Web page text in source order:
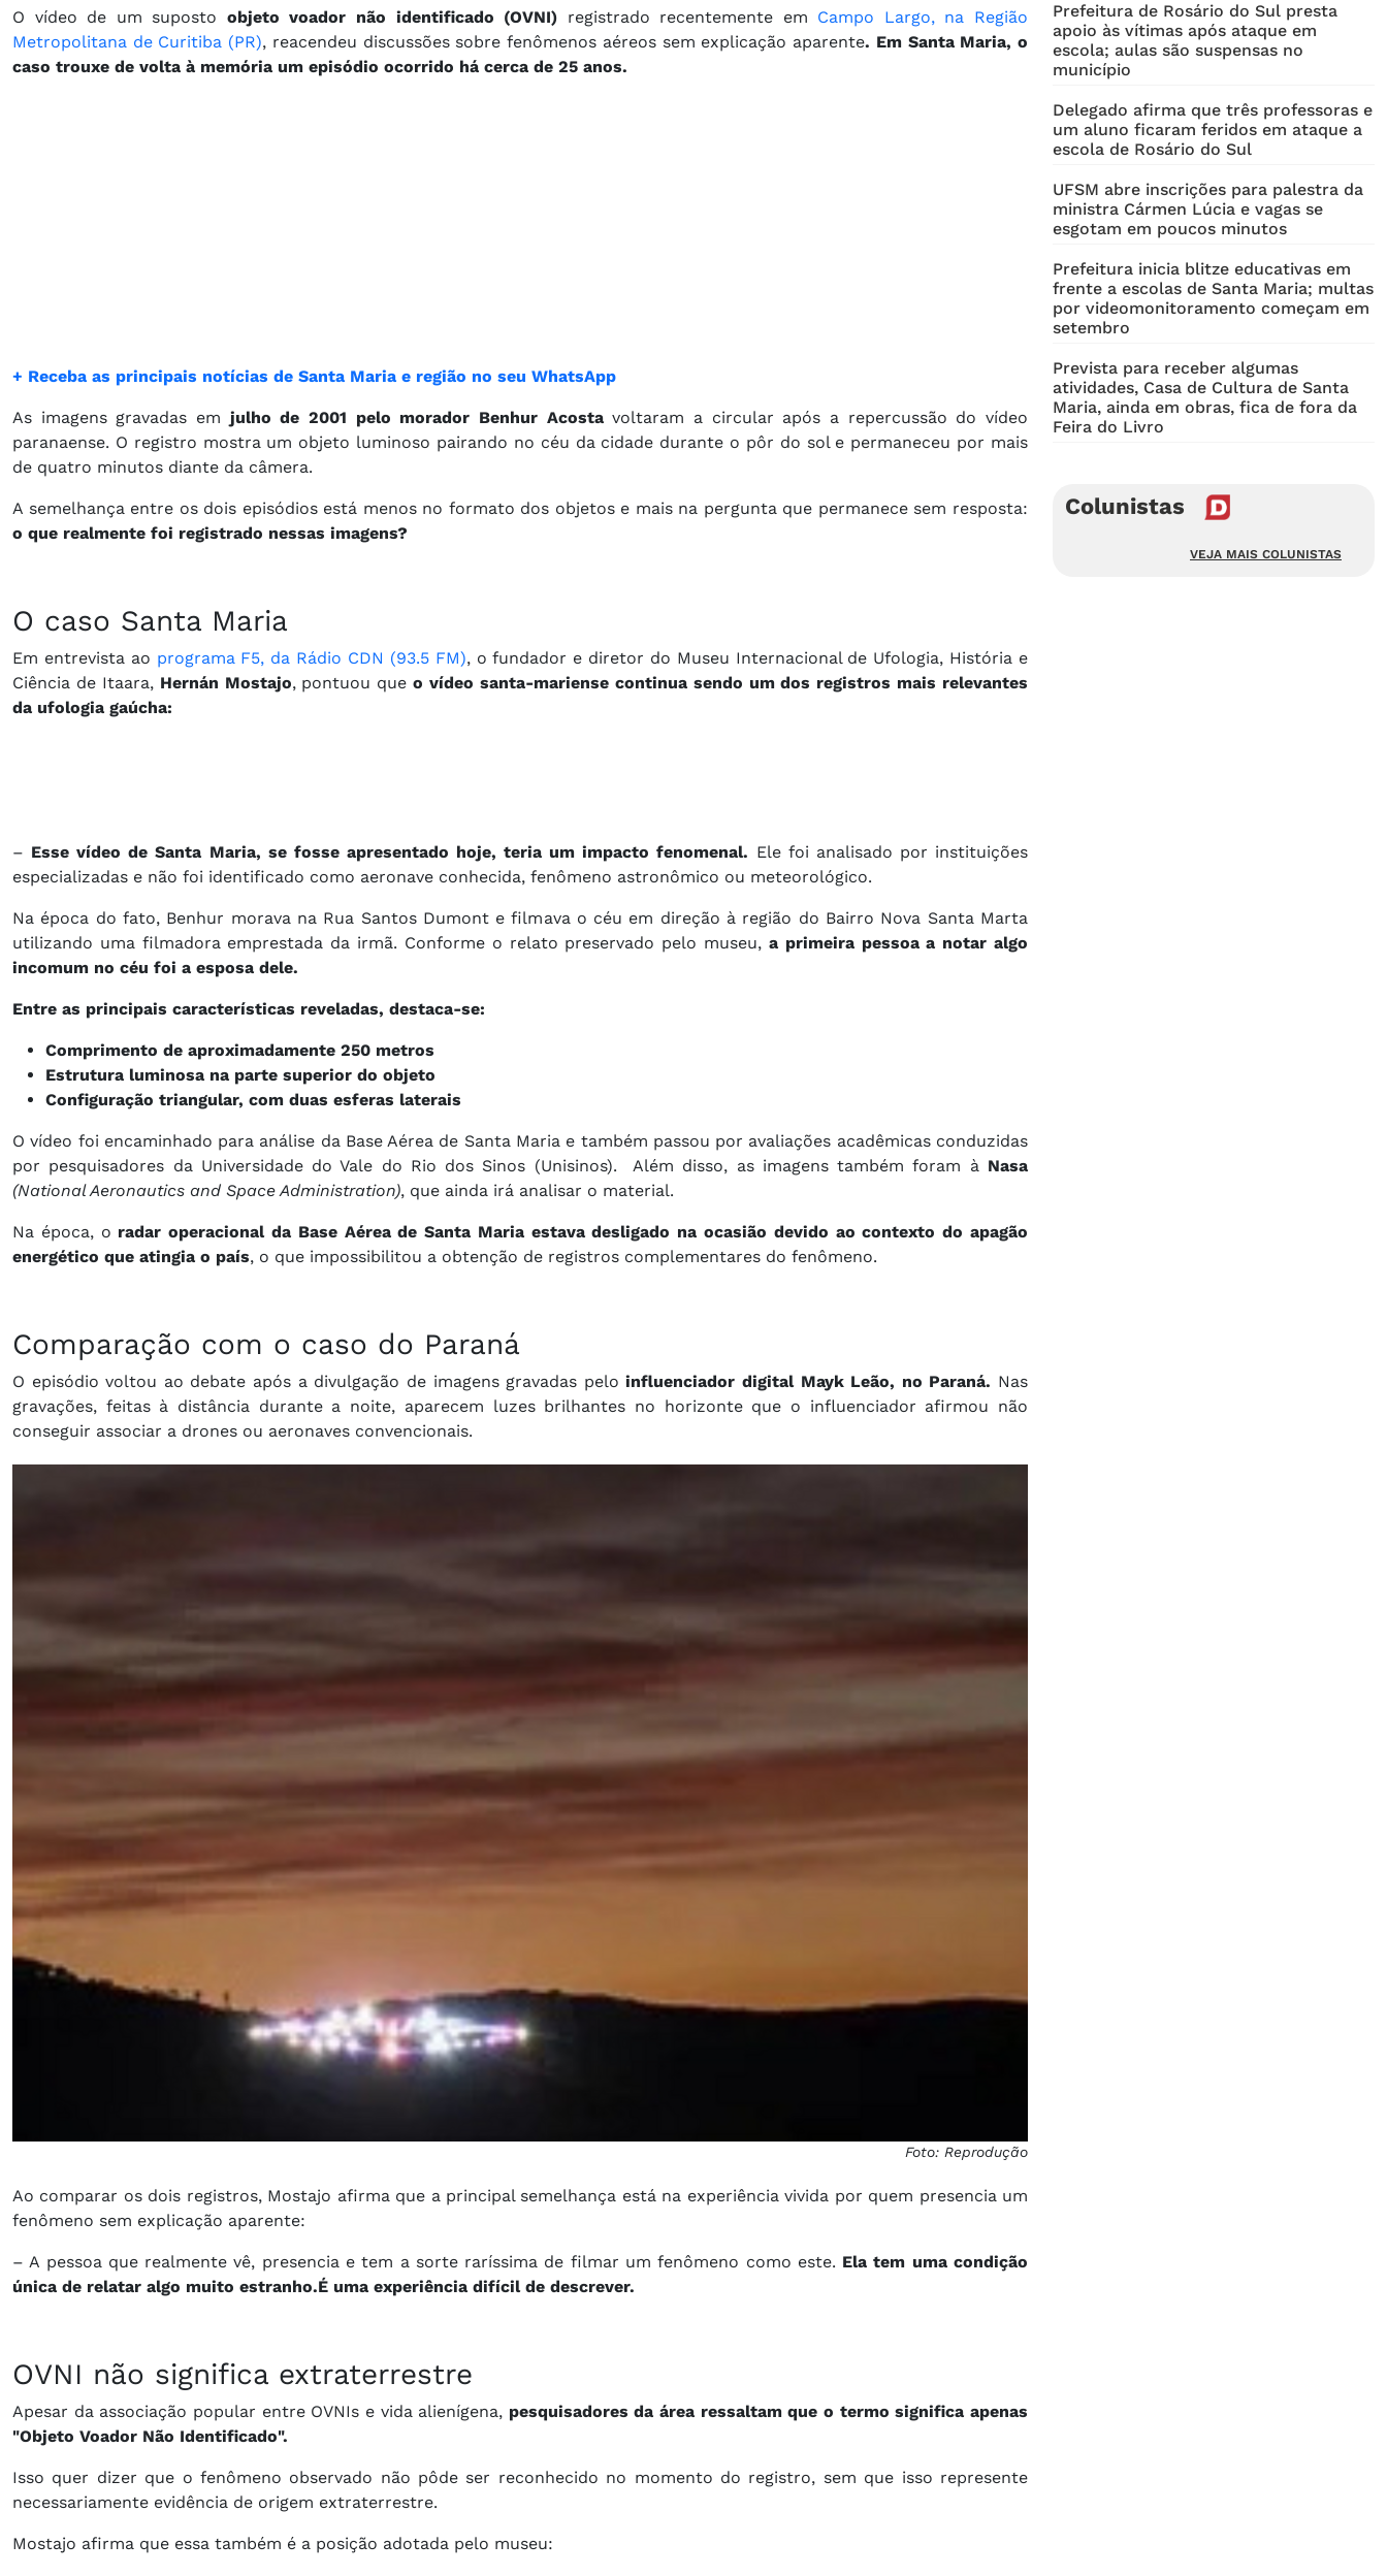
O vídeo de um suposto objeto voador não identificado (OVNI) registrado recentemente em Campo Largo, na Região
Metropolitana de Curitiba (PR), reacendeu discussões sobre fenômenos aéreos sem explicação aparente. Em Santa Maria, o
caso trouxe de volta à memória um episódio ocorrido há cerca de 25 anos.
+ Receba as principais notícias de Santa Maria e região no seu WhatsApp
As imagens gravadas em julho de 2001 pelo morador Benhur Acostavoltaram a circular após a repercussão do vídeo
paranaense. O registro mostra um objeto luminoso pairando no céu da cidade durante o pôr do sol e permaneceu por mais
de quatro minutos diante da câmera.
A semelhança entre os dois episódios está menos no formato dos objetos e mais na pergunta que permanece sem resposta:
o que realmente foi registrado nessas imagens?
O caso Santa Maria
Em entrevista ao programa F5, da Rádio CDN (93.5 FM), o fundador e diretor do Museu Internacional de Ufologia, História e
Ciência de Itaara, Hernán Mostajo, pontuou que o vídeo santa-mariense continua sendo um dos registros mais relevantes
da ufologia gaúcha:
– Esse vídeo de Santa Maria, se fosse apresentado hoje, teria um impacto fenomenal. Ele foi analisado por instituições
especializadas e não foi identificado como aeronave conhecida, fenômeno astronômico ou meteorológico.
Na época do fato, Benhur morava na Rua Santos Dumont e filmava o céu em direção à região do Bairro Nova Santa Marta
utilizando uma filmadora emprestada da irmã. Conforme o relato preservado pelo museu, a primeira pessoa a notar algo
incomum no céu foi a esposa dele.
Entre as principais características reveladas, destaca-se:
Comprimento de aproximadamente 250 metros
Estrutura luminosa na parte superior do objeto
Configuração triangular, com duas esferas laterais
O vídeo foi encaminhado para análise da Base Aérea de Santa Maria e também passou por avaliações acadêmicas conduzidas
por pesquisadores da Universidade do Vale do Rio dos Sinos (Unisinos). Além disso, as imagens também foram à Nasa
(National Aeronautics and Space Administration), que ainda irá analisar o material.
Na época, o radar operacional da Base Aérea de Santa Maria estava desligado na ocasião devido ao contexto do apagão
energético que atingia o país, o que impossibilitou a obtenção de registros complementares do fenômeno.
Comparação com o caso do Paraná
O episódio voltou ao debate após a divulgação de imagens gravadas peloinfluenciador digital Mayk Leão, no Paraná. Nas
gravações, feitas à distância durante a noite, aparecem luzes brilhantes no horizonte que o influenciador afirmou não
conseguir associar a drones ou aeronaves convencionais.
Foto: Reprodução
Ao comparar os dois registros, Mostajo afirma que a principal semelhança está na experiência vivida por quem presencia um
fenômeno sem explicação aparente:
– A pessoa que realmente vê, presencia e tem a sorte raríssima de filmar um fenômeno como este. Ela tem uma condição
única de relatar algo muito estranho.É uma experiência difícil de descrever.
OVNI não significa extraterrestre
Apesar da associação popular entre OVNIs e vida alienígena, pesquisadores da área ressaltam que o termo significa apenas
"Objeto Voador Não Identificado".
Isso quer dizer que o fenômeno observado não pôde ser reconhecido no momento do registro, sem que isso represente
necessariamente evidência de origem extraterrestre.
Mostajo afirma que essa também é a posição adotada pelo museu:
Prefeitura de Rosário do Sul presta
apoio às vítimas após ataque em
escola; aulas são suspensas no
município
Delegado afirma que três professoras e
um aluno ficaram feridos em ataque a
escola de Rosário do Sul
UFSM abre inscrições para palestra da
ministra Cármen Lúcia e vagas se
esgotam em poucos minutos
Prefeitura inicia blitze educativas em
frente a escolas de Santa Maria; multas
por videomonitoramento começam em
setembro
Prevista para receber algumas
atividades, Casa de Cultura de Santa
Maria, ainda em obras, fica de fora da
Feira do Livro
Colunistas
VEJA MAIS COLUNISTAS